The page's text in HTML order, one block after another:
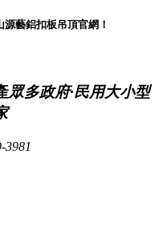
源藝鋁扣板吊頂官網！
眾多政府·民用大小型
3981